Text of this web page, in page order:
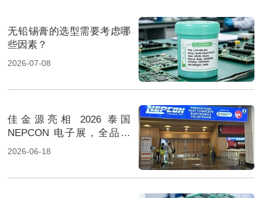
无铅锡膏的选型需要考虑哪
些因素？
2026-07-08
佳金源亮相 2026 泰国
NEPCON 电子展，全品类
焊料重磅展出，高性能锡膏
2026-06-18